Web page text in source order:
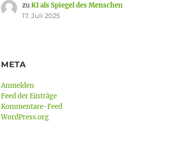
zuKI als Spiegel des Menschen
17. Juli 2025
META
Anmelden
Feed der Einträge
Kommentare-Feed
WordPress.org